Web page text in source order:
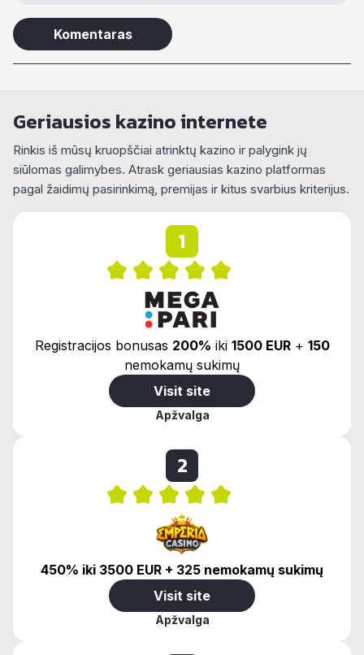
Geriausios kazino internete
Rinkis iš mūsų kruopščiai atrinktų kazino ir palygink jų
siūlomas galimybes. Atrask geriausias kazino platformas
pagal žaidimų pasirinkimą, premijas ir kitus svarbius kriterijus.
1
Registracijos bonusas 200% iki 1500 EUR+ 150
nemokamų sukimų
Visit site
Apžvalga
2
450% iki 3500 EUR + 325 nemokamų sukimų
Visit site
Apžvalga